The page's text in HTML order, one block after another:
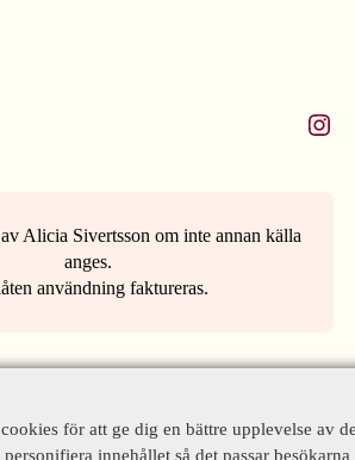
Instagram
Alicia Sivertsson om inte annan källa
anges.
användning faktureras.
för att ge dig en bättre upplevelse av
innehållet så det passar